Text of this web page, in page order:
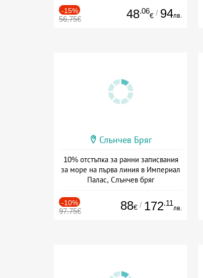
-15%
56.75€ 48.06
€ / 94лв.
Слънчев Бряг
10% отстъпка за ранни записвания
за море на първа линия в Империал
Палас, Слънчев бряг
-10%
97.75€ 88€ / 172.11
лв.